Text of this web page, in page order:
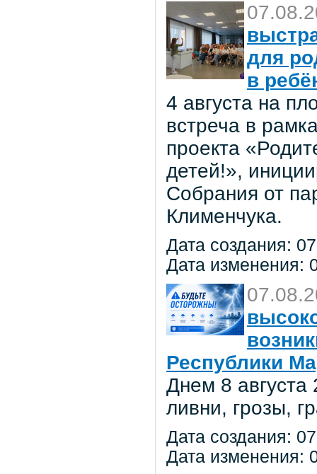
для
в
4 августа на
встреча в
проекта
детей!»,
Собрания от
Клименчука.
Дата создания:
Дата изменения:
Республики
Днем 8
ливни, грозы,
Дата создания:
Дата изменения: